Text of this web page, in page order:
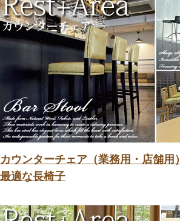
カウンターチェア（業務用・店舗用
最適な長椅子